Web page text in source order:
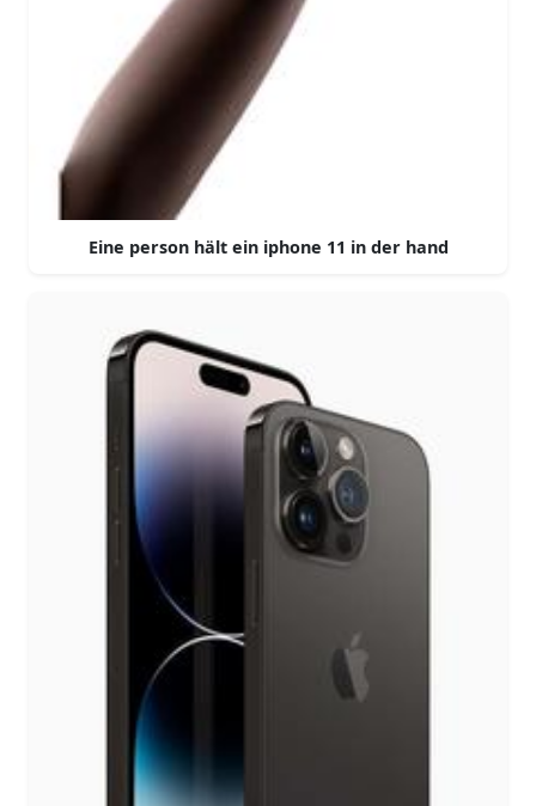
Eine person hält ein iphone 11 in der hand